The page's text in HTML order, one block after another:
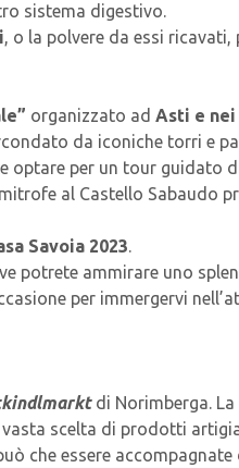
sistema digestivo.
, o la polvere da essi ricavati,
organizzato ad Asti e nei
da iconiche torri e
optare per un tour guidato
al Castello Sabaudo
Savoia 2023.
potrete ammirare uno
per immergervi
di Norimberga.
scelta di prodotti
che essere